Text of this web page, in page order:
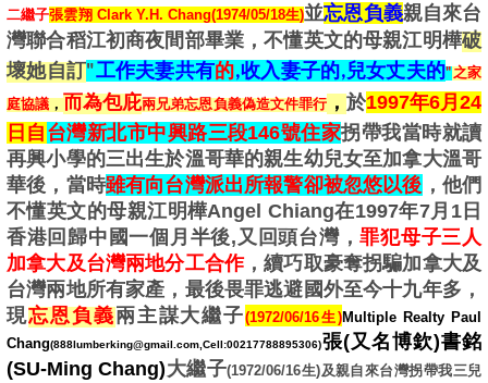
二繼子張雲翔 Clark Y.H. Chang(1974/05/18生)並忘恩負義親自來台
灣聯合稻江初商夜間部畢業，不懂英文的母親江明樺破
壞她自訂 "工作夫妻共有 的,收入妻子的,兒女丈夫的"之家
庭協議 ， 而為包庇兩兄弟忘恩負義偽造文件罪行， 於1997年6月24
日自 台灣新北市中興路三段146號住家拐帶我當時就讀
再興小學的三出生於溫哥華的親生幼兒女至加拿大溫哥
華後，當時雖有向台灣派出所報警卻被忽悠以後 ，他們
不懂英文的母親江明樺Angel Chiang在1997年7月1日
香港回歸中國一個月半後,又回頭台灣，罪犯母子三人
加拿大及台灣兩地分工合作，續巧取豪奪拐騙加拿大及
台灣兩地所有家產，最後畏罪逃避國外至今十九年多，
現忘恩負義兩主謀大繼子(1972/06/16生)Multiple Realty Paul
Chang(888lumberking@gmail.com,Cell:00217788895306)張(又名博欽)書銘
(SU-Ming Chang)大繼子(1972/06/16生)及親自來台灣拐帶我三兒